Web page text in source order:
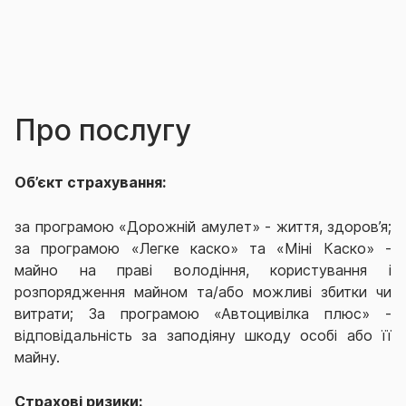
Про послугу
Об’єкт страхування:
за програмою «Дорожній амулет» - життя, здоров’я;
за програмою «Легке каско» та «Міні Каско» -
майно на праві володіння, користування і
розпорядження майном та/або можливі збитки чи
витрати; За програмою «Автоцивілка плюс» -
відповідальність за заподіяну шкоду особі або її
майну.
Страхові ризики: